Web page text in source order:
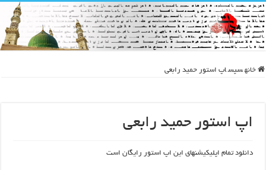
خانه سپس اپ استور حمید رابعی
اپ استور حمید رابعی
دانلود تمام اپلیکیشنهای این اپ استور رایگان است